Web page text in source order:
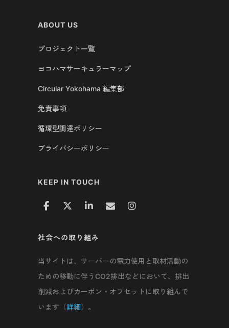
ABOUT US
プロジェクト一覧
ヨコハマサーキュラーマップ
Circular Yokohama 編集部
免責事項
循環型調達ポリシー
プライバシーポリシー
KEEP IN TOUCH
社会への取り組み
当サイトは、サーバーの電力使用と取材活動の
ための移動に伴うCO2排出などにおいて、排出
削減およびカーボン・オフセットに取り組んで
います（詳細）。